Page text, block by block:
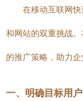
在移动互联网
和网站的双重挑战
的推广策略，助力企
一、明确目标用